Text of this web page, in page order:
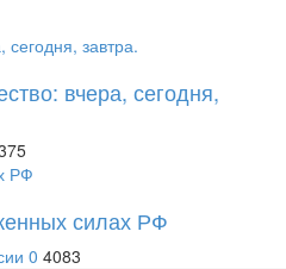
вчера, сегодня,
силах РФ
0 4083